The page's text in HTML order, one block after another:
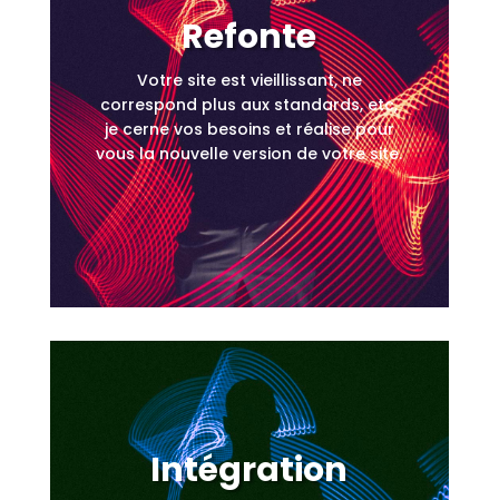
Refonte
Votre site est vieillissant, ne
correspond plus aux standards, etc,
je cerne vos besoins et réalise pour
vous la nouvelle version de votre site.
Intégration